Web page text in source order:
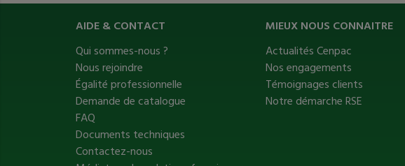
AIDE & CONTACT
Qui sommes-nous ?
Nous rejoindre
Égalité professionnelle
Demande de catalogue
FAQ
Documents techniques
Contactez-nous
MIEUX NOUS CONNAITRE
Actualités Cenpac
Nos engagements
Témoignages clients
Notre démarche RSE